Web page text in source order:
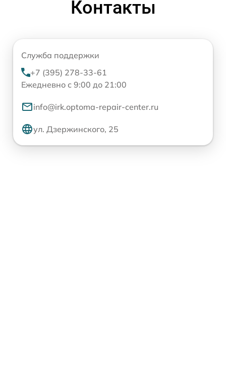
Контакты
Служба поддержки
+7 (395) 278-33-61
Ежедневно с 9:00 до 21:00
info@irk.optoma-repair-center.ru
ул. Дзержинского, 25